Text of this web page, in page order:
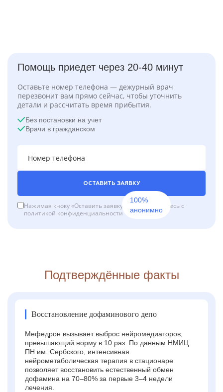
Помощь приедет через 20-40 минут
Оставьте номер телефона — дежурный врач
перезвонит вам прямо сейчас, чтобы уточнить
детали и рассчитать время прибытия.
Без постановки на учет
Врачи в гражданском
ОСТАВИТЬ ЗАЯВКУ
Нажимая кноку «Оставить заявку», вы соглашаетесь с
политикой конфиденциальности
100%
анонимно
Подтверждённые факты
Восстановление дофаминового депо
Мефедрон вызывает выброс нейромедиаторов,
превышающий норму в 10 раз. По данным НМИЦ
ПН им. Сербского, интенсивная
нейрометаболическая терапия в стационаре
позволяет восстановить естественный обмен
дофамина на 70–80% за первые 3–4 недели
лечения.